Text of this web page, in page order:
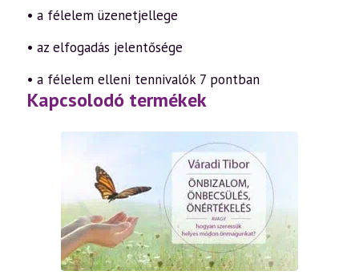
• a félelem üzenetjellege
• az elfogadás jelentősége
• a félelem elleni tennivalók 7 pontban
Kapcsolodó termékek